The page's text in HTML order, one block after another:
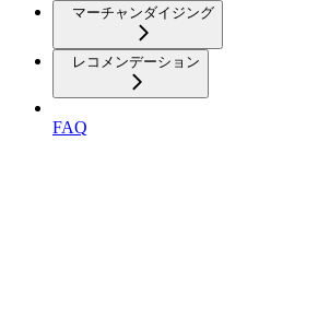
マーチャンダイジング
レコメンデーション
FAQ